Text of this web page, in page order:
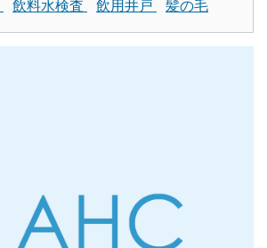
飲料水検査 飲用井戸 髪の毛